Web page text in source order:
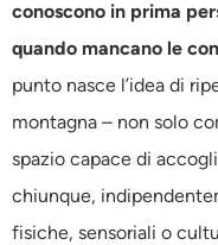
conoscono in prima
quando mancano le
punto nasce l’idea di
montagna – non solo
spazio capace di
chiunque,
fisiche, sensoriali o